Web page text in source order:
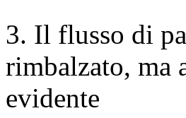
3. Il flusso di
rimbalzato, ma
evidente